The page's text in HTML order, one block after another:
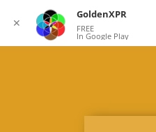
✕
GoldenXPR
FREE
In Google Play